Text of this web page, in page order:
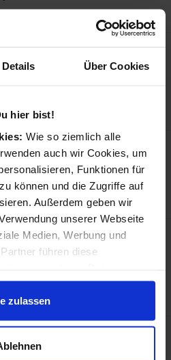
Details Über Cookies
hier bist!
Wie so ziemlich alle
auch wir Cookies, um
Funktionen für
können und die Zugriffe auf
Außerdem geben wir
unserer Webseite
Medien, Werbung und
führen diese
hast oder die sie
der Dienste gesammelt
zulassen
Pad-Kaffeemaschine
€
KBG Select Halbautomatisch
1,25 l
€
1 «